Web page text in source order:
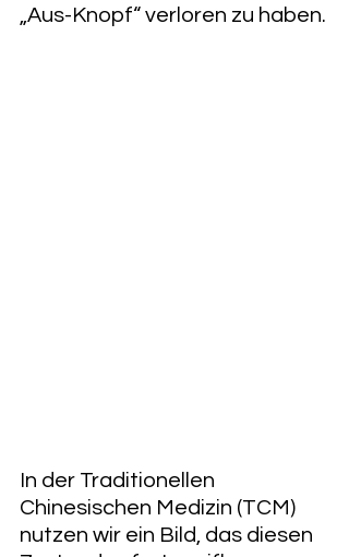
„Aus-Knopf“ verloren zu haben.
In der Traditionellen
Chinesischen Medizin (TCM)
nutzen wir ein Bild, das diesen